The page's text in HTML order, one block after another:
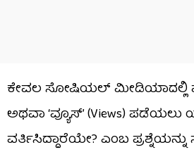
ಕೇವಲ ಸೋಷಿಯಲ್ ಮೀಡಿಯಾದಲ್ಲಿ
ಅಥವಾ ‘ವ್ಯೂಸ್’ (Views)
ವರ್ತಿಸಿದ್ದಾರೆಯೇ? ಎಂಬ